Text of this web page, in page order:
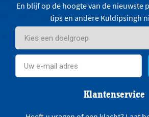
En blijf op de hoogte van de nieuwste
tips en andere Kuldipsingh
Klantenservice